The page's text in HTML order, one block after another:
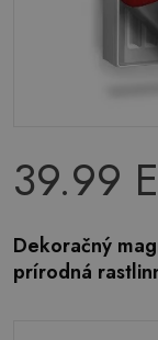
39.99
Dekoračný
prírodná